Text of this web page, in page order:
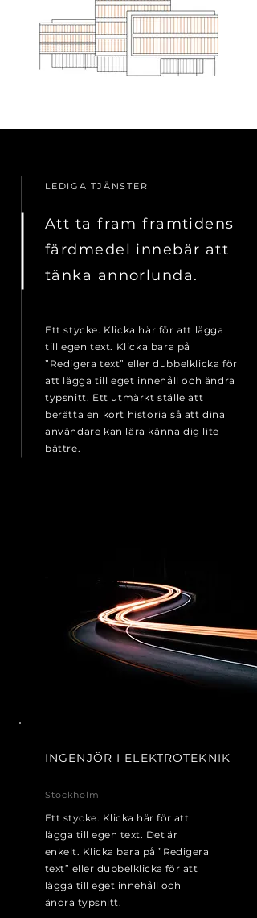
LEDIGA TJÄNSTER
Att ta fram framtidens
färdmedel innebär att
tänka annorlunda.
Ett stycke. Klicka här för att lägga
till egen text. Klicka bara på
”Redigera text” eller dubbelklicka för
att lägga till eget innehåll och ändra
typsnitt. Ett utmärkt ställe att
berätta en kort historia så att dina
användare kan lära känna dig lite
bättre.
INGENJÖR I ELEKTROTEKNIK
Stockholm
Ett stycke. Klicka här för att
lägga till egen text. Det är
enkelt. Klicka bara på ”Redigera
text” eller dubbelklicka för att
lägga till eget innehåll och
ändra typsnitt.